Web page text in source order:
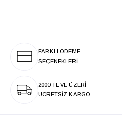
FARKLI ÖDEME
SEÇENEKLERİ
2000 TL VE ÜZERİ
ÜCRETSİZ KARGO